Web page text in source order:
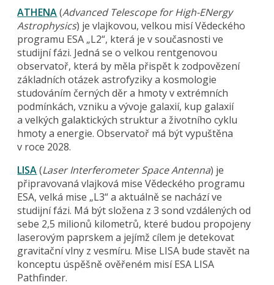
ATHENA(Advanced Telescope for High-ENergy
Astrophysics) je vlajkovou, velkou misí Vědeckého
programu ESA „L2“, která je v současnosti ve
studijní fázi. Jedná se o velkou rentgenovou
observatoř, která by měla přispět k zodpovězení
základních otázek astrofyziky a kosmologie
studováním černých děr a hmoty v extrémních
podmínkách, vzniku a vývoje galaxií, kup galaxií
a velkých galaktických struktur a životního cyklu
hmoty a energie. Observatoř má být vypuštěna
v roce 2028.
LISA(Laser Interferometer Space Antenna) je
připravovaná vlajková mise Vědeckého programu
ESA, velká mise „L3“ a aktuálně se nachází ve
studijní fázi. Má být složena z 3 sond vzdálených od
sebe 2,5 milionů kilometrů, které budou propojeny
laserovým paprskem a jejímž cílem je detekovat
gravitační vlny z vesmíru. Mise LISA bude stavět na
konceptu úspěšně ověřeném misí ESA LISA
Pathfinder.